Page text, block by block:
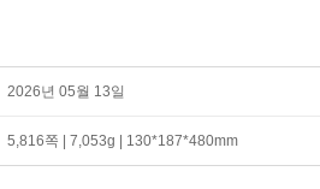
2026년 05월 13일
5,816쪽 | 7,053g | 130*187*480mm